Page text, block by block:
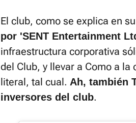
El club, como se explica en
por 'SENT Entertainment
infraestructura corporativa
del Club, y llevar a Como a
literal, tal cual. Ah, también
inversores del club.